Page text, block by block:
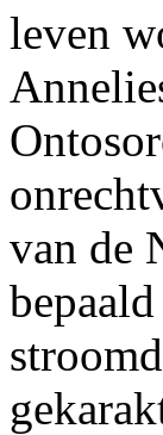
leven
van de